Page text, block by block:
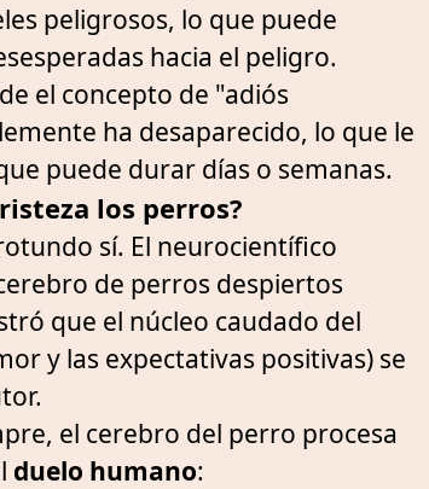
peligrosos, lo que puede
hacia el peligro.
el concepto de "adiós
ha desaparecido, lo que le
puede durar días o semanas.
los perros?
sí. El neurocientífico
de perros despiertos
que el núcleo caudado del
y las expectativas positivas) se
el cerebro del perro procesa
duelo humano: